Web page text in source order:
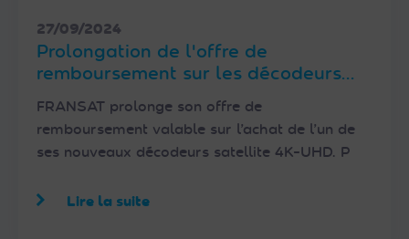
27/09/2024
Prolongation de l'offre de
remboursement sur les décodeurs
satellite FRANSAT 4K-UHD
FRANSAT prolonge son offre de
remboursement valable sur l’achat de l’un de
ses nouveaux décodeurs satellite 4K-UHD. P
Lire la suite